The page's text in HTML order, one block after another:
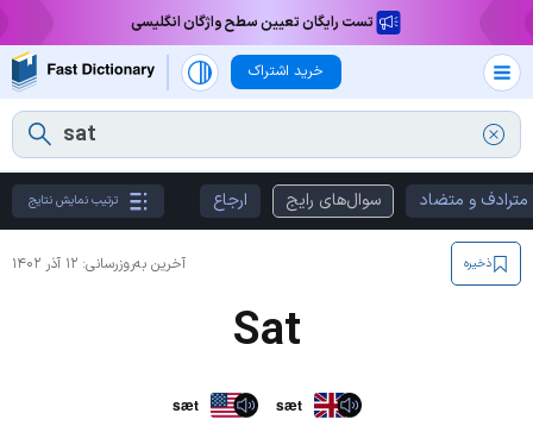
تست رایگان تعیین سطح واژگان انگلیسی
خرید اشتراک
مترادف و متضاد سوال‌های رایج ارجاع ترتیب نمایش نتایج
آخرین به‌روزرسانی: ۱۲ آذر ۱۴۰۲ ذخیره
Sat
sæt sæt